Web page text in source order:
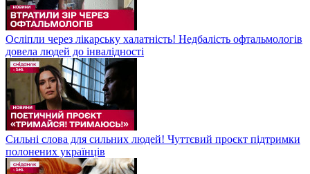
Осліпли через лікарську халатність! Недбалість офтальмологів
довела людей до інвалідності
Сильні слова для сильних людей! Чуттєвий проєкт підтримки
полонених українців